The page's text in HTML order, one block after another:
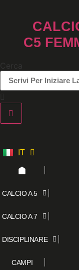
contenuto
C5
Cerca
IT
ES
CALCIO A 5
CALCIO A 7
DISCIPLINARE
CAMPI